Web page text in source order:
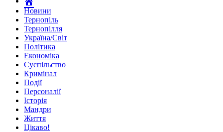
Новини
Тернопіль
Тернопілля
Україна/Світ
Політика
Економіка
Суспільство
Кримінал
Події
Персоналії
Історія
Мандри
Життя
Цікаво!